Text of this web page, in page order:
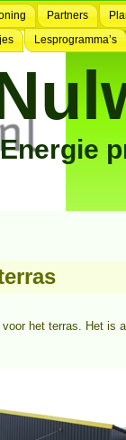
Partners
Lesprogramma’s
Energie
het terras. Het is